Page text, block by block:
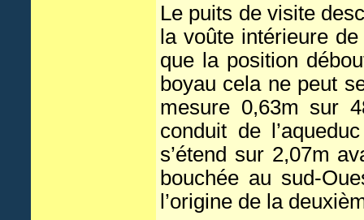
Le puits de visite
la voûte intérieure
que la position
boyau cela ne peut
mesure 0,63m sur
conduit de
s’étend sur 2,07m
bouchée au sud-
l’origine de la